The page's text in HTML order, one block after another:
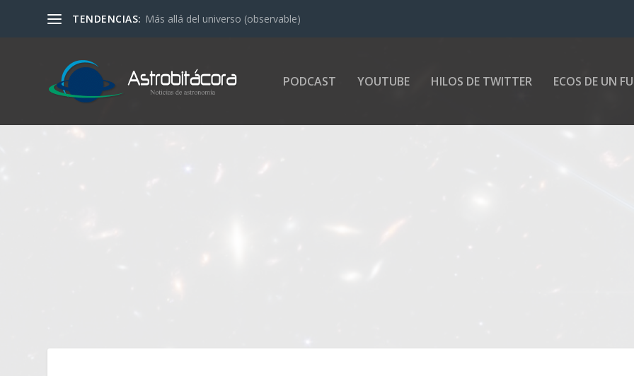
TENDENCIAS: Más allá del universo (observable)
PODCAST YOUTUBE HILOS DE TWITTER ECOS DE UN